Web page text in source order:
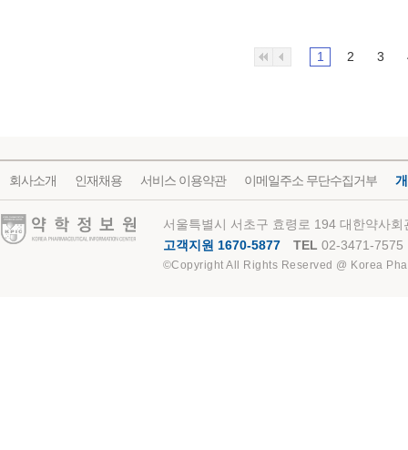
1 2 3
회사소개 인재채용 서비스 이용약관 이메일주소 무단수집거부
약학정보원
서울특별시 서초구 효령로 194 대한약사
고객지원 1670-5877
TEL 02-3471-7575
©Copyright All Rights Reserved @ Korea